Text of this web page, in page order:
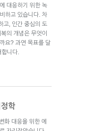
대응하기 위한 녹
하고 있습니다. 차
고, 인간 중심의 도
의 개념은 무엇이
요? 과연 목표를 달
니다.
학
화 대응을 위한 에